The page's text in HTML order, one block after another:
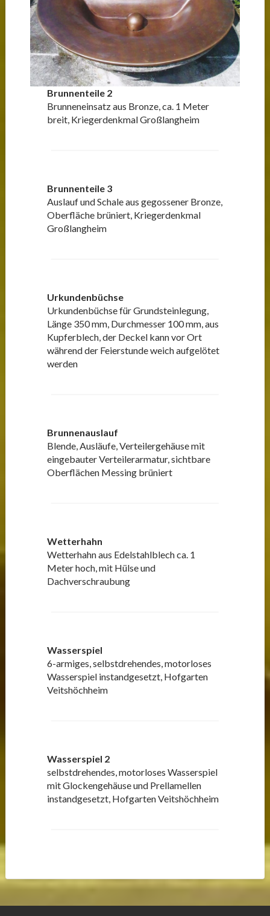
Brunnenteile 2
Brunneneinsatz aus Bronze, ca. 1 Meter
breit, Kriegerdenkmal Großlangheim
Brunnenteile 3
Auslauf und Schale aus gegossener Bronze,
Oberfläche brüniert, Kriegerdenkmal
Großlangheim
Urkundenbüchse
Urkundenbüchse für Grundsteinlegung,
Länge 350 mm, Durchmesser 100 mm, aus
Kupferblech, der Deckel kann vor Ort
während der Feierstunde weich aufgelötet
werden
Brunnenauslauf
Blende, Ausläufe, Verteilergehäuse mit
eingebauter Verteilerarmatur, sichtbare
Oberflächen Messing brüniert
Wetterhahn
Wetterhahn aus Edelstahlblech ca. 1
Meter hoch, mit Hülse und
Dachverschraubung
Wasserspiel
6-armiges, selbstdrehendes, motorloses
Wasserspiel instandgesetzt, Hofgarten
Veitshöchheim
Wasserspiel 2
selbstdrehendes, motorloses Wasserspiel
mit Glockengehäuse und Prellamellen
instandgesetzt, Hofgarten Veitshöchheim